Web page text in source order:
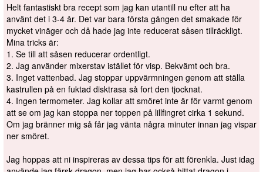
Helt fantastiskt bra recept som jag kan utantill nu efter att ha
använt det i 3-4 år. Det var bara första gången det smakade för
mycket vinäger och då hade jag inte reducerat såsen tillräckligt.
Mina tricks är:
1. Se till att såsen reducerar ordentligt.
2. Jag använder mixerstav istället för visp. Bekvämt och bra.
3. Inget vattenbad. Jag stoppar uppvärmningen genom att ställa
kastrullen på en fuktad disktrasa så fort den tjocknat.
4. Ingen termometer. Jag kollar att smöret inte är för varmt genom
att se om jag kan stoppa ner toppen på lillfingret cirka 1 sekund.
Om jag bränner mig så får jag vänta några minuter innan jag vispar
ner smöret.
Jag hoppas att ni inspireras av dessa tips för att förenkla. Just idag